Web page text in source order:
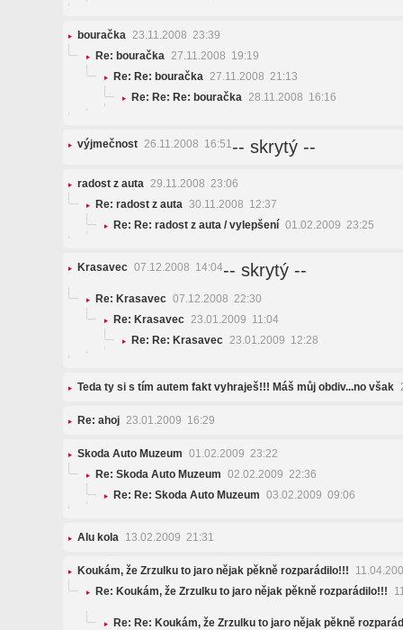
bouračka 23.11.2008 23:39
Re: bouračka 27.11.2008 19:19
Re: Re: bouračka 27.11.2008 21:13
Re: Re: Re: bouračka 28.11.2008 16:16
výjmečnost 26.11.2008 16:51-- skrytý --
radost z auta 29.11.2008 23:06
Re: radost z auta 30.11.2008 12:37
Re: Re: radost z auta / vylepšení 01.02.2009 23:25
Krasavec 07.12.2008 14:04-- skrytý --
Re: Krasavec 07.12.2008 22:30
Re: Krasavec 23.01.2009 11:04
Re: Re: Krasavec 23.01.2009 12:28
Teda ty si s tím autem fakt vyhraješ!!! Máš můj obdiv...no však
Re: ahoj 23.01.2009 16:29
Skoda Auto Muzeum 01.02.2009 23:22
Re: Skoda Auto Muzeum 02.02.2009 22:36
Re: Re: Skoda Auto Muzeum 03.02.2009 09:06
Alu kola 13.02.2009 21:31
Koukám, že Zrzulku to jaro nějak pěkně rozparádilo!!!
Re: Koukám, že Zrzulku to jaro nějak pěkně rozparádilo!!!
Re: Re: Koukám, že Zrzulku to jaro nějak pěkně